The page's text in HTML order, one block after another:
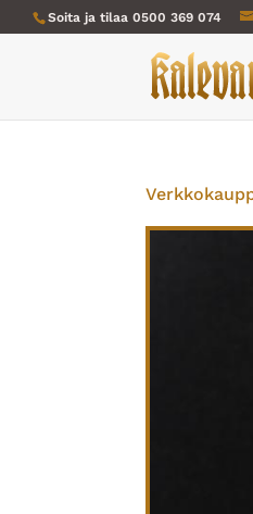
Soita ja tilaa 0500 369 074